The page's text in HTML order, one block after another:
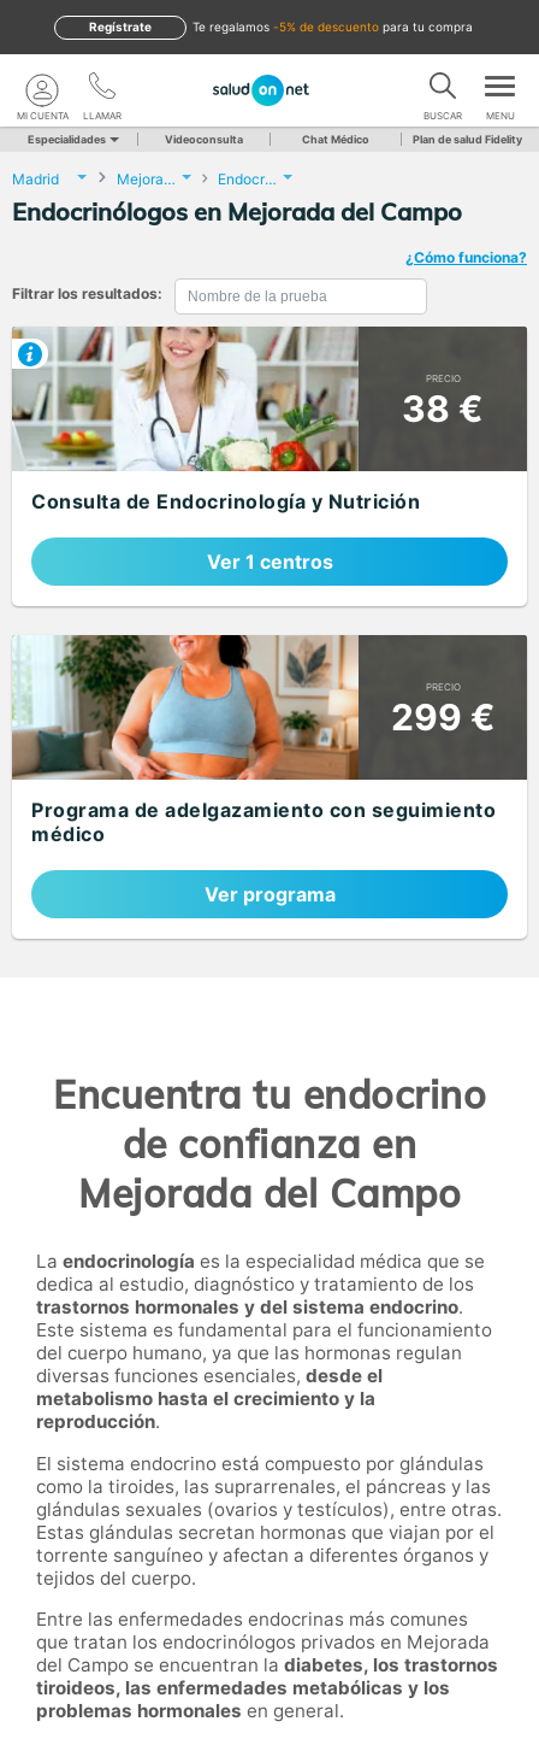
te regalamos -5% de descuento para tu compra
Regístrate
LLAMAR
MI CUENTA BUSCAR MENU
Especialidades Videoconsulta Chat Médico Plan de salud Fidelity
Madrid Mejorada del Campo Endocrinología y Nutrición
Endocrinólogos en Mejorada del Campo
¿Cómo funciona?
Filtrar los resultados:
PRECIO
38 €
Consulta de Endocrinología y Nutrición
Ver 1 centros
PRECIO
299 €
Programa de adelgazamiento con seguimiento
médico
Ver programa
Encuentra tu endocrino
de confianza en
Mejorada del Campo
La endocrinología es la especialidad médica que se
dedica al estudio, diagnóstico y tratamiento de los
trastornos hormonales y del sistema endocrino.
Este sistema es fundamental para el funcionamiento
del cuerpo humano, ya que las hormonas regulan
diversas funciones esenciales, desde el
metabolismo hasta el crecimiento y la
reproducción.
El sistema endocrino está compuesto por glándulas
como la tiroides, las suprarrenales, el páncreas y las
glándulas sexuales (ovarios y testículos), entre otras.
Estas glándulas secretan hormonas que viajan por el
torrente sanguíneo y afectan a diferentes órganos y
tejidos del cuerpo.
Entre las enfermedades endocrinas más comunes
que tratan los endocrinólogos privados en Mejorada
del Campo se encuentran la diabetes, los trastornos
tiroideos, las enfermedades metabólicas y los
problemas hormonales en general.